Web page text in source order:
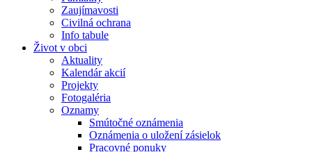
Zaujímavosti
Civilná ochrana
Info tabule
Život v obci
Aktuality
Kalendár akcií
Projekty
Fotogaléria
Oznamy
Smútočné oznámenia
Oznámenia o uložení zásielok
Pracovné ponuky